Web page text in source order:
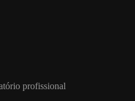
profissional